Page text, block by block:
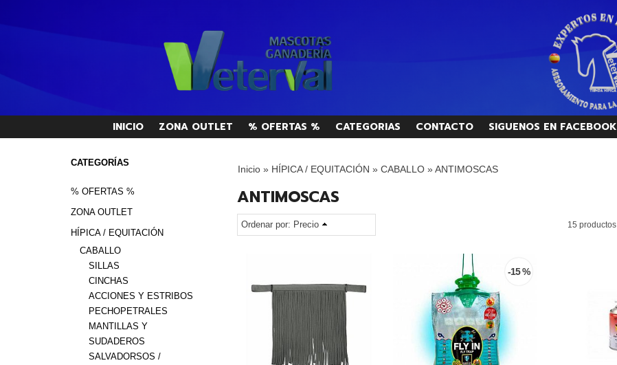
INICIO ZONA OUTLET % OFERTAS % CATEGORIAS CONTACTO SIGUENOS EN FACEBOOK
CATEGORÍAS
% OFERTAS %
ZONA OUTLET
HÍPICA / EQUITACIÓN
CABALLO
SILLAS
CINCHAS
ACCIONES Y ESTRIBOS
PECHOPETRALES
MANTILLAS Y
SUDADEROS
SALVADORSOS /
Inicio» HÍPICA / EQUITACIÓN » CABALLO»ANTIMOSCAS
ANTIMOSCAS
Ordenar por: Precio 15 productos
-15 %